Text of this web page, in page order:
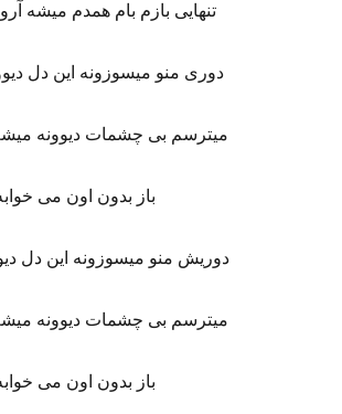
تنهایی بازم بام همدم میشه
دوری منو میسوزونه این دل
میترسم بی چشمات دیوونه
باز بدون اون می
دوریش منو میسوزونه این دل
میترسم بی چشمات دیوونه
باز بدون اون می